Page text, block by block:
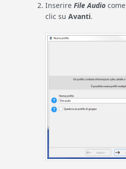
Inserire File Audio come
clic su Avanti.